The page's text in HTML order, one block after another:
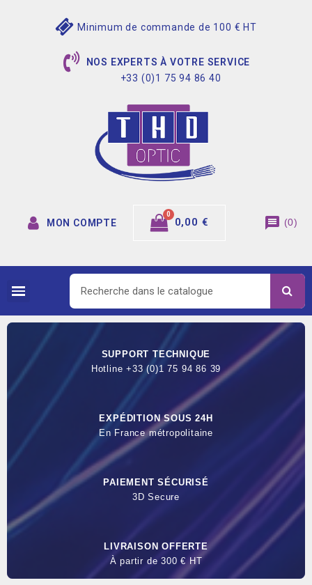
Minimum de commande de 100 € HT
NOS EXPERTS À VOTRE SERVICE
+33 (0)1 75 94 86 40
MON COMPTE 0,00 € message (0)
SUPPORT TECHNIQUE
Hotline +33 (0)1 75 94 86 39
EXPÉDITION SOUS 24H
En France métropolitaine
PAIEMENT SÉCURISÉ
3D Secure
LIVRAISON OFFERTE
À partir de 300 € HT